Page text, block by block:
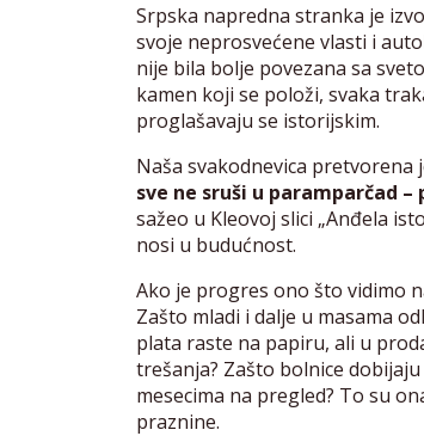
Srpska napredna stranka je
svoje neprosvećene vlasti i
nije bila bolje povezana sa
kamen koji se položi, svaka
proglašavaju se istorijskim.
Naša svakodnevica
sve ne sruši u paramparčad
sažeo u Kleovoj slici „Anđela
nosi u budućnost.
Ako je progres ono što vidimo
Zašto mladi i dalje u masama
plata raste na papiru, ali u
trešanja? Zašto bolnice
mesecima na pregled? To su
praznine.